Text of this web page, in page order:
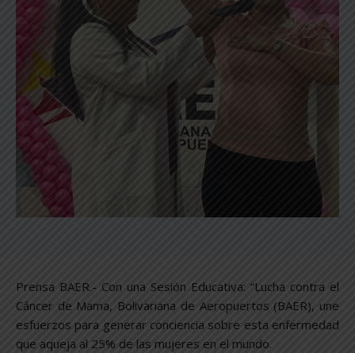
Prensa BAER.- Con una Sesión Educativa: “Lucha contra el
Cáncer de Mama, Bolivariana de Aeropuertos (BAER), une
esfuerzos para generar conciencia sobre esta enfermedad
que aqueja al 25% de las mujeres en el mundo.